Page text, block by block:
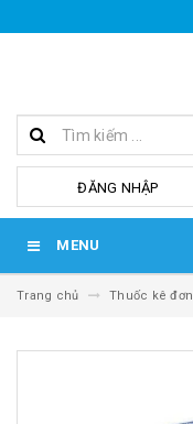
ĐĂNG NHẬP
MENU
Trang chủ Thuốc kê đơn